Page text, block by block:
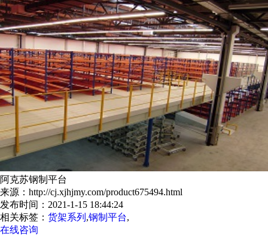
阿克苏钢制平台
来源：http://cj.xjhjmy.com/product675494.html
发布时间：2021-1-15 18:44:24
相关标签： 货架系列 ,钢制平台,
在线咨询